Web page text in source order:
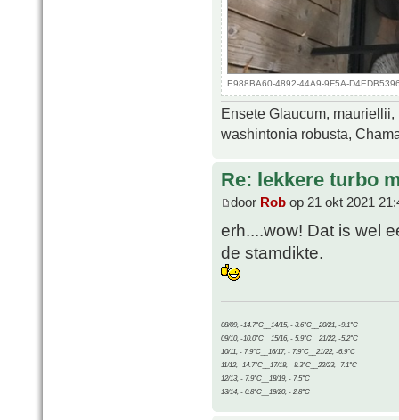
E988BA60-4892-44A9-9F5A-
Ensete Glaucum,
washintonia robusta,
Re: lekkere turbo
door Rob op 21 okt 2021
erh....wow! Dat is wel
de stamdikte.
08/09, -14.7°C__14/15, - 3.6°C__20/21, -9.1°C
09/10, -10.0°C__15/16, - 5.9°C__21/22, -5.2°C
10/11, - 7.9°C__16/17, - 7.9°C__21/22, -6.9°C
11/12, -14.7°C__17/18, - 8.3°C__22/23, -7.1°C
12/13, - 7.9°C__18/19, - 7.5°C
13/14, - 0.8°C__19/20, - 2.8°C